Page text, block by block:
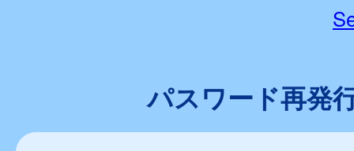
パスワード再発